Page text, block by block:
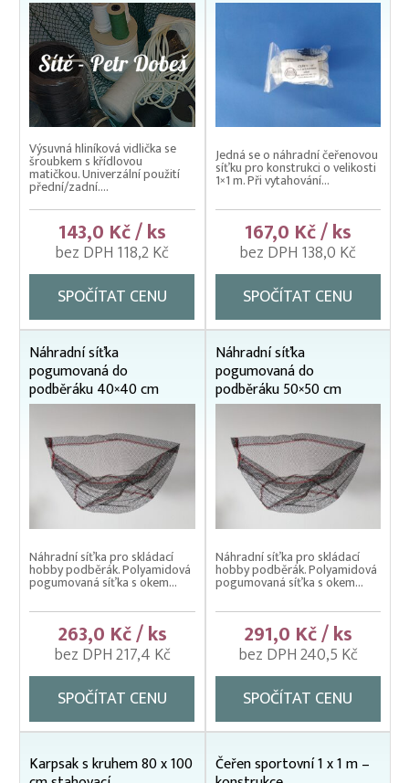
Výsuvná hliníková vidlička se
šroubkem s křídlovou
matičkou. Univerzální použití
přední/zadní....
143,0 Kč / ks
bez DPH 118,2 Kč
SPOČÍTAT CENU
Jedná se o náhradní čeřenovou
síťku pro konstrukci o velikosti
1×1 m. Při vytahování...
167,0 Kč / ks
bez DPH 138,0 Kč
SPOČÍTAT CENU
Náhradní síťka
pogumovaná do
podběráku 40×40 cm
Náhradní síťka pro skládací
hobby podběrák. Polyamidová
pogumovaná síťka s okem...
263,0 Kč / ks
bez DPH 217,4 Kč
SPOČÍTAT CENU
Náhradní síťka
pogumovaná do
podběráku 50×50 cm
Náhradní síťka pro skládací
hobby podběrák. Polyamidová
pogumovaná síťka s okem...
291,0 Kč / ks
bez DPH 240,5 Kč
SPOČÍTAT CENU
Karpsak s kruhem 80 x 100 Čeřen sportovní 1 x 1 m –